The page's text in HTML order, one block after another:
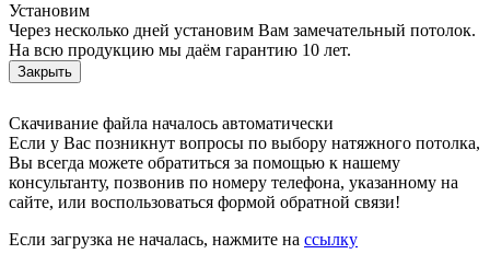
Установим
Через несколько дней установим Вам замечательный потолок.
На всю продукцию мы даём гарантию 10 лет.
Закрыть
Скачивание файла началось автоматически
Если у Вас позникнут вопросы по выбору натяжного потолка,
Вы всегда можете обратиться за помощью к нашему
консультанту, позвонив по номеру телефона, указанному на
сайте, или воспользоваться формой обратной связи!
Если загрузка не началась, нажмите на ссылку